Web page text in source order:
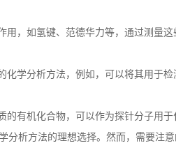
，如氢键、范德华力等，通过测量
化学分析方法，例如，可以将其用于
有机化合物，可以作为探针分子用
分析方法的理想选择。然而，需要注